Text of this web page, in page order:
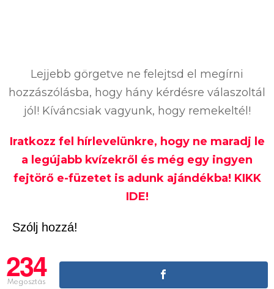
Lejjebb görgetve ne felejtsd el megírni
hozzászólásba, hogy hány kérdésre válaszoltál
jól! Kíváncsiak vagyunk, hogy remekeltél!
Iratkozz fel hírlevelünkre, hogy ne maradj le
a legújabb kvízekről és még egy ingyen
fejtörő e-füzetet is adunk ajándékba! KIKK
IDE!
Szólj hozzá!
234
Megosztás